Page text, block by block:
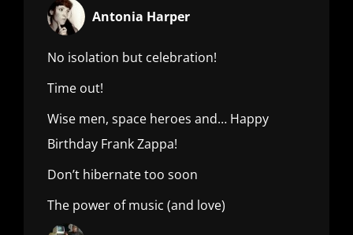
Antonia Harper
No isolation but celebration!
Time out!
Wise men, space heroes and… Happy
Birthday Frank Zappa!
Don’t hibernate too soon
The power of music (and love)